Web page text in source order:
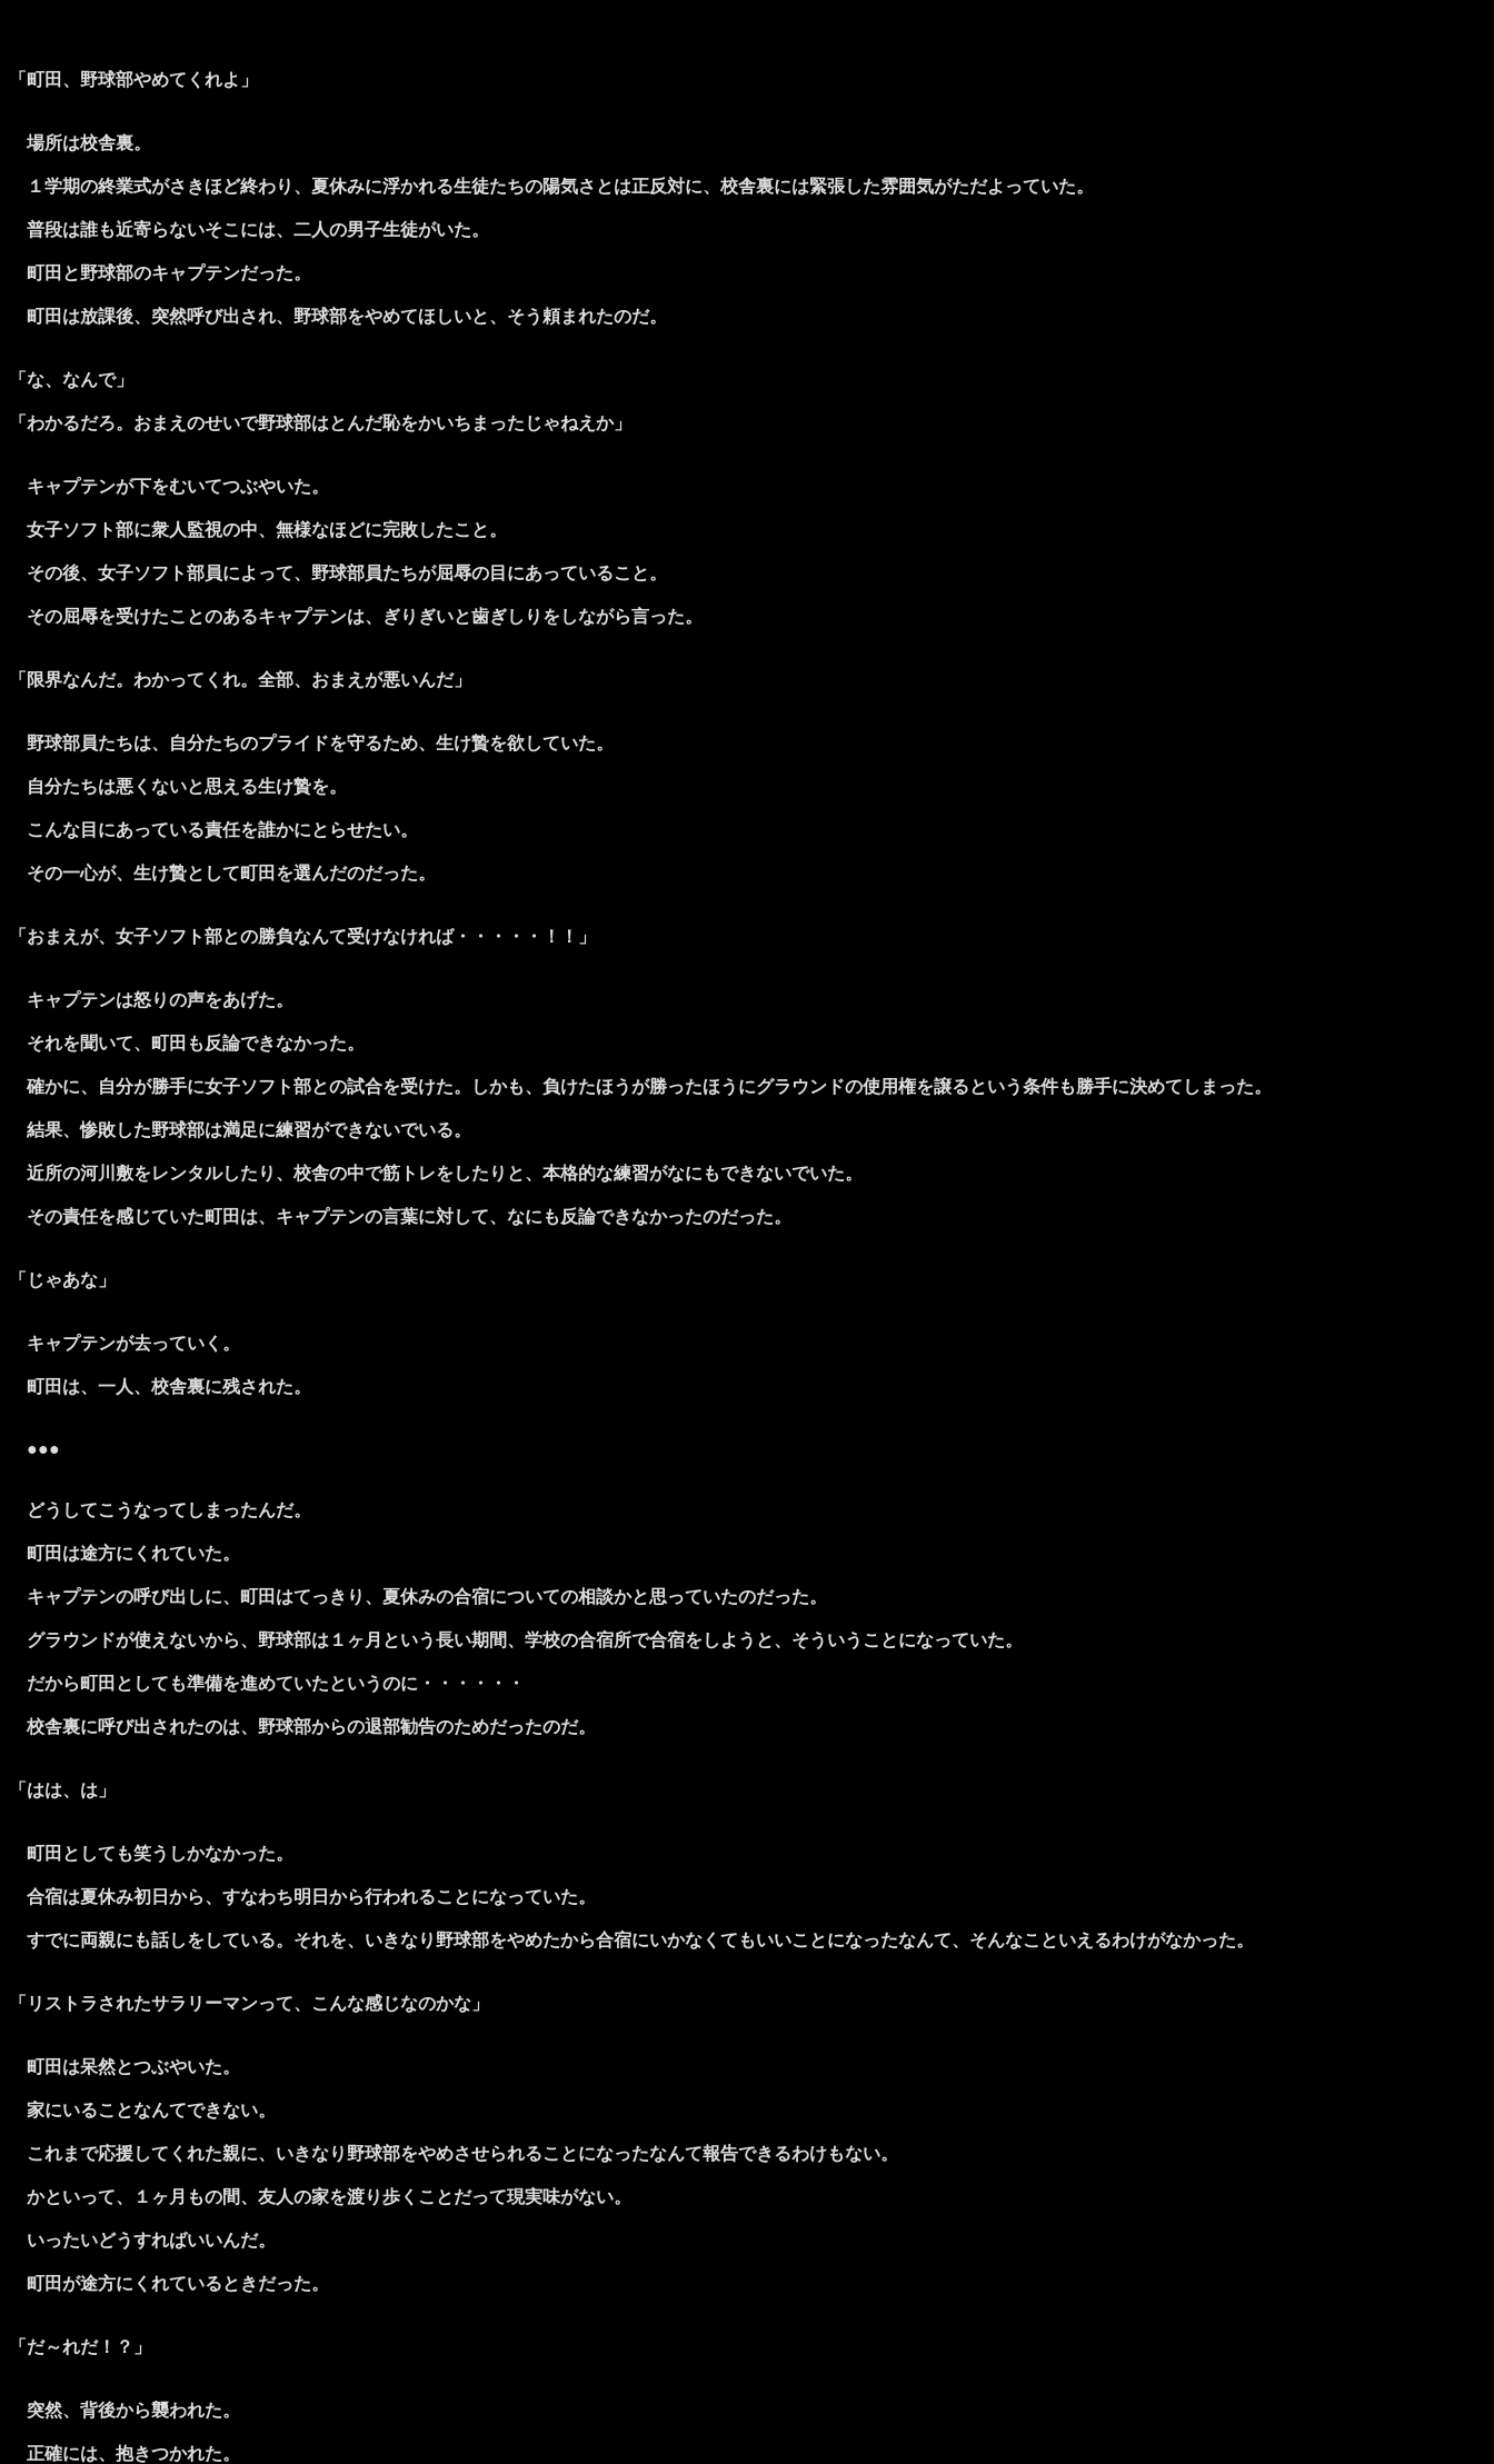
「町田、野球部やめてくれよ」
場所は校舎裏。
１学期の終業式がさきほど終わり、夏休みに浮かれる生徒たちの陽気さとは正反対に、校舎裏には緊張した雰囲気がただよっていた。
普段は誰も近寄らないそこには、二人の男子生徒がいた。
町田と野球部のキャプテンだった。
町田は放課後、突然呼び出され、野球部をやめてほしいと、そう頼まれたのだ。
「な、なんで」
「わかるだろ。おまえのせいで野球部はとんだ恥をかいちまったじゃねえか」
キャプテンが下をむいてつぶやいた。
女子ソフト部に衆人監視の中、無様なほどに完敗したこと。
その後、女子ソフト部員によって、野球部員たちが屈辱の目にあっていること。
その屈辱を受けたことのあるキャプテンは、ぎりぎいと歯ぎしりをしながら言った。
「限界なんだ。わかってくれ。全部、おまえが悪いんだ」
野球部員たちは、自分たちのプライドを守るため、生け贄を欲していた。
自分たちは悪くないと思える生け贄を。
こんな目にあっている責任を誰かにとらせたい。
その一心が、生け贄として町田を選んだのだった。
「おまえが、女子ソフト部との勝負なんて受けなければ・・・・・！！」
キャプテンは怒りの声をあげた。
それを聞いて、町田も反論できなかった。
確かに、自分が勝手に女子ソフト部との試合を受けた。しかも、負けたほうが勝ったほうにグラウンドの使用権を譲るという条件も勝手に決めてしまった。
結果、惨敗した野球部は満足に練習ができないでいる。
近所の河川敷をレンタルしたり、校舎の中で筋トレをしたりと、本格的な練習がなにもできないでいた。
その責任を感じていた町田は、キャプテンの言葉に対して、なにも反論できなかったのだった。
「じゃあな」
キャプテンが去っていく。
町田は、一人、校舎裏に残された。
●●●
どうしてこうなってしまったんだ。
町田は途方にくれていた。
キャプテンの呼び出しに、町田はてっきり、夏休みの合宿についての相談かと思っていたのだった。
グラウンドが使えないから、野球部は１ヶ月という長い期間、学校の合宿所で合宿をしようと、そういうことになっていた。
だから町田としても準備を進めていたというのに・・・・・・
校舎裏に呼び出されたのは、野球部からの退部勧告のためだったのだ。
「はは、は」
町田としても笑うしかなかった。
合宿は夏休み初日から、すなわち明日から行われることになっていた。
すでに両親にも話しをしている。それを、いきなり野球部をやめたから合宿にいかなくてもいいことになったなんて、そんなこといえるわけがなかった。
「リストラされたサラリーマンって、こんな感じなのかな」
町田は呆然とつぶやいた。
家にいることなんてできない。
これまで応援してくれた親に、いきなり野球部をやめさせられることになったなんて報告できるわけもない。
かといって、１ヶ月もの間、友人の家を渡り歩くことだって現実味がない。
いったいどうすればいいんだ。
町田が途方にくれているときだった。
「だ～れだ！？」
突然、背後から襲われた。
正確には、抱きつかれた。